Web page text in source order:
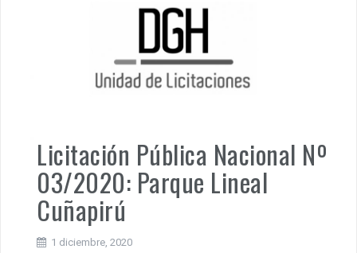
Licitación Pública Nacional Nº
03/2020: Parque Lineal
Cuñapirú
1 diciembre, 2020